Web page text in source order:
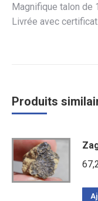
Magnifique talon de
Livrée avec certificat.
Produits